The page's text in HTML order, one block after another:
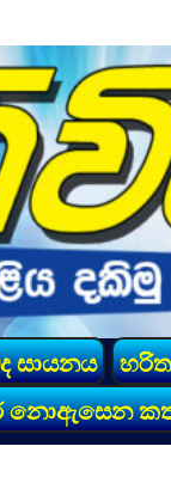
සායනය
නොඇසෙන